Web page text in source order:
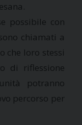
possibile con
chiamati a
che loro stessi
di riflessione
potranno
percorso per